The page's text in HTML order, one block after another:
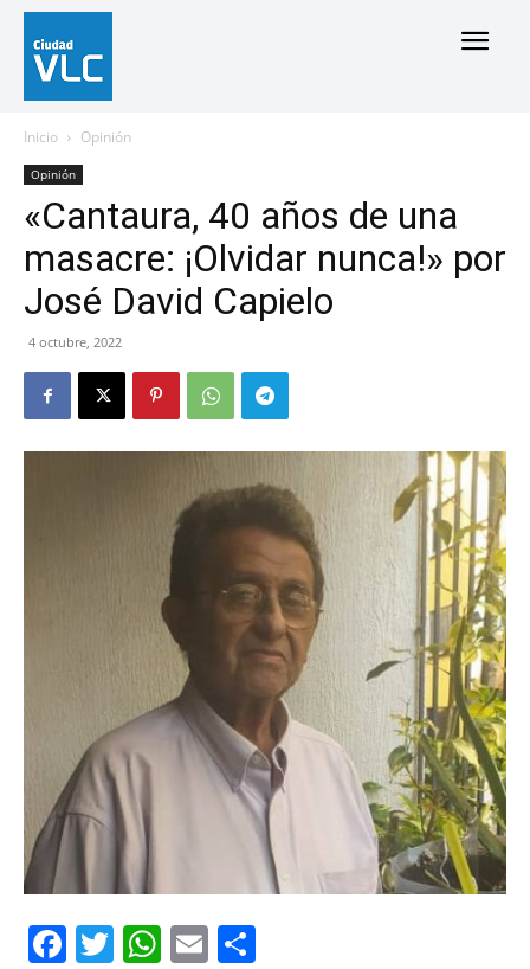
Inicio Opinión
Opinión
«Cantaura, 40 años de una
masacre: ¡Olvidar nunca!» por
José David Capielo
4 octubre, 2022
Facebook
Twitter
WhatsApp
Email